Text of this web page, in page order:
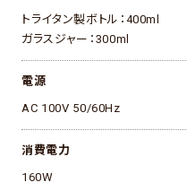
トライタン製ボトル：400ml
ガラスジャー：300ml
電源
AC 100V 50/60Hz
消費電力
160W